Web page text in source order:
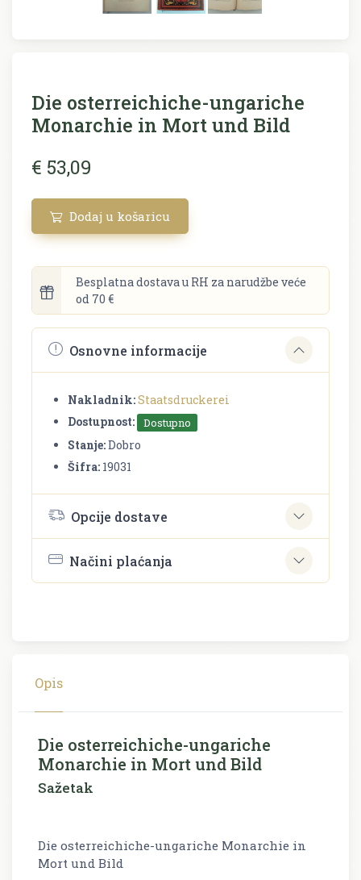
Die osterreichiche-ungariche
Monarchie in Mort und Bild
€ 53,09
Dodaj u košaricu
Besplatna dostava u RH za narudžbe veće
od 70 €
Osnovne informacije
Nakladnik:Staatsdruckerei
Dostupnost:
Dostupno
Stanje:Dobro
Šifra: 19031
Opcije dostave
Načini plaćanja
Opis
Die osterreichiche-ungariche
Monarchie in Mort und Bild
Sažetak
Die osterreichiche-ungariche Monarchie in
Mort und Bild